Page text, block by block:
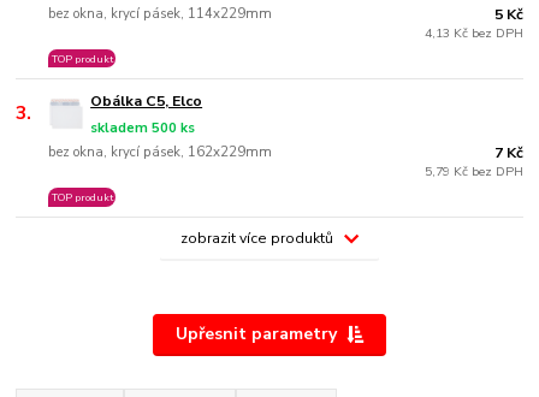
bez okna, krycí pásek, 114x229mm
TOP produkt
5 Kč
4,13 Kč bez DPH
3. Obálka C5, Elco
bez okna, krycí pásek, 162x229mm
skladem 500 ks
TOP produkt
7 Kč
5,79 Kč bez DPH
zobrazit více produktů
Upřesnit parametry